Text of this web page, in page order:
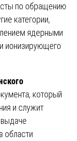
по обращению
категории,
ядерными
ионизирующего
который
и служит
области